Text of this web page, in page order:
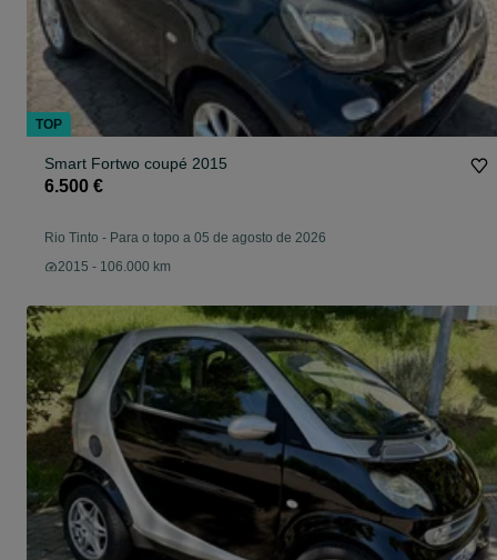
Smart Fortwo coupé 2015
6.500 €
Rio Tinto - Para o topo a 05 de agosto de 2026
2015 - 106.000 km
TOP